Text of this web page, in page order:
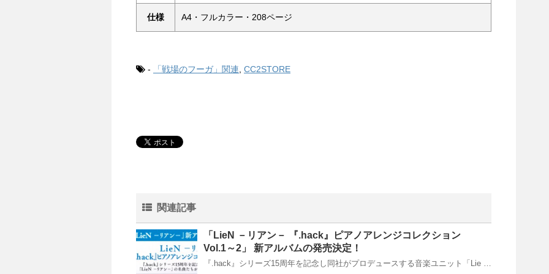
仕様 A4・フルカラー・208ページ
- 「戦場のフーガ」関連, CC2STORE
関連記事
「LieN －リアン－ 『.hack』ピアノアレンジコレクション
Vol.1～2」 新アルバムの発売決定！
『.hack』シリーズ15周年を記念し同社がプロデュースする音楽ユニット「Lie …